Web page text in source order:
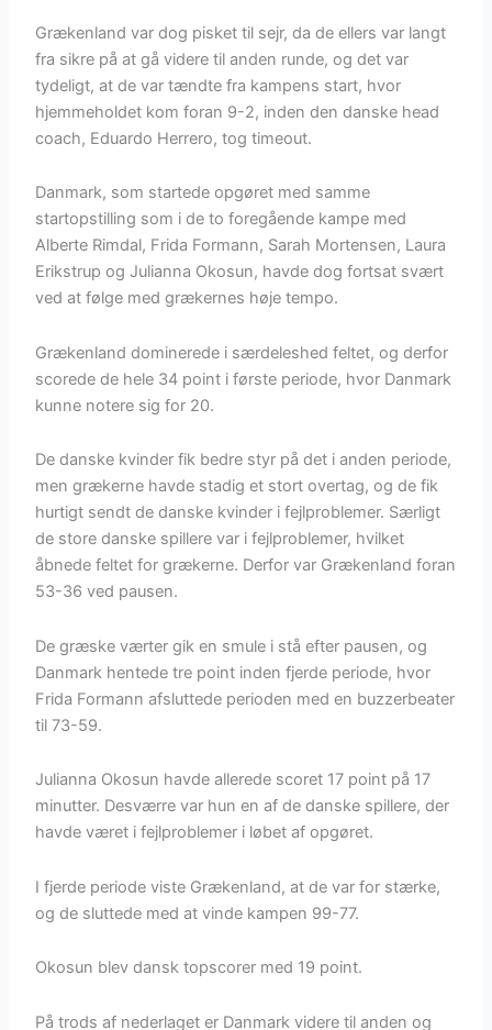
Grækenland var dog pisket til sejr, da de ellers var langt
fra sikre på at gå videre til anden runde, og det var
tydeligt, at de var tændte fra kampens start, hvor
hjemmeholdet kom foran 9-2, inden den danske head
coach, Eduardo Herrero, tog timeout.
Danmark, som startede opgøret med samme
startopstilling som i de to foregående kampe med
Alberte Rimdal, Frida Formann, Sarah Mortensen, Laura
Erikstrup og Julianna Okosun, havde dog fortsat svært
ved at følge med grækernes høje tempo.
Grækenland dominerede i særdeleshed feltet, og derfor
scorede de hele 34 point i første periode, hvor Danmark
kunne notere sig for 20.
De danske kvinder fik bedre styr på det i anden periode,
men grækerne havde stadig et stort overtag, og de fik
hurtigt sendt de danske kvinder i fejlproblemer. Særligt
de store danske spillere var i fejlproblemer, hvilket
åbnede feltet for grækerne. Derfor var Grækenland foran
53-36 ved pausen.
De græske værter gik en smule i stå efter pausen, og
Danmark hentede tre point inden fjerde periode, hvor
Frida Formann afsluttede perioden med en buzzerbeater
til 73-59.
Julianna Okosun havde allerede scoret 17 point på 17
minutter. Desværre var hun en af de danske spillere, der
havde været i fejlproblemer i løbet af opgøret.
I fjerde periode viste Grækenland, at de var for stærke,
og de sluttede med at vinde kampen 99-77.
Okosun blev dansk topscorer med 19 point.
På trods af nederlaget er Danmark videre til anden og